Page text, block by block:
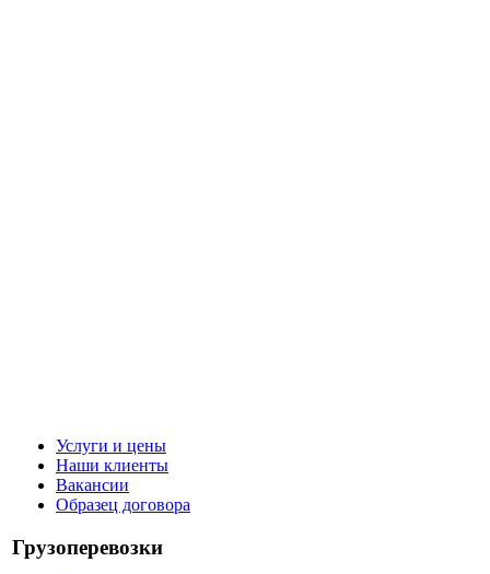
Услуги и цены
Наши клиенты
Вакансии
Образец договора
Грузоперевозки